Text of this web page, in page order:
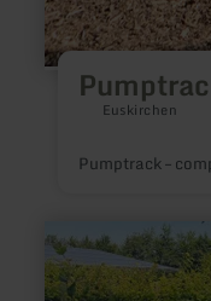
Euskirchen
Pumptrack –
savoir
plus
sur